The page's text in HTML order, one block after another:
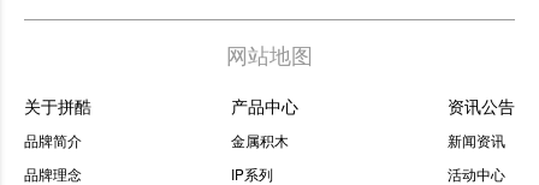
网站地图
关于拼酷
品牌简介
品牌理念
产品中心
金属积木
IP系列
资讯公告
新闻资讯
活动中心